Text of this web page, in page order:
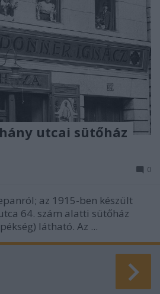
utcai sütőház
0
az 1915-ben készült
64. szám alatti sütőház
látható. Az ...